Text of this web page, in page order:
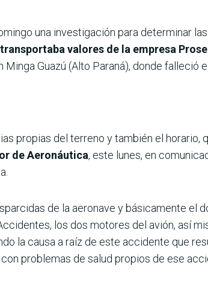
una investigación para determinar
valores de la empresa
Guazú (Alto Paraná), donde falleció
propias del terreno y también el horario,
de Aeronáutica, este lunes, en
de la aeronave y básicamente el
los dos motores del avión, así
la causa a raíz de este accidente que
problemas de salud propios de ese